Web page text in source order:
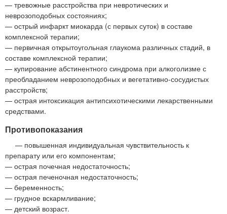
— тревожные расстройства при невротических и
неврозоподобных состояниях;
— острый инфаркт миокарда (с первых суток) в составе
комплексной терапии;
— первичная открытоугольная глаукома различных стадий, в
составе комплексной терапии;
— купирование абстинентного синдрома при алкоголизме с
преобладанием неврозоподобных и вегетативно-сосудистых
расстройств;
— острая интоксикация антипсихотическими лекарственными
средствами.
Противопоказания
— повышенная индивидуальная чувствительность к
препарату или его компонентам;
— острая почечная недостаточность;
— острая печеночная недостаточность;
— беременность;
— грудное вскармливание;
— детский возраст.